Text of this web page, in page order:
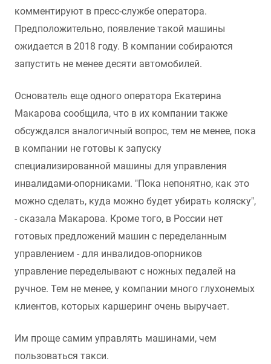
комментируют в пресс-службе оператора.
Предположительно, появление такой машины
ожидается в 2018 году. В компании собираются
запустить не менее десяти автомобилей.
Основатель еще одного оператора Екатерина
Макарова сообщила, что в их компании также
обсуждался аналогичный вопрос, тем не менее, пока
в компании не готовы к запуску
специализированной машины для управления
инвалидами-опорниками. "Пока непонятно, как это
можно сделать, куда можно будет убирать коляску",
- сказала Макарова. Кроме того, в России нет
готовых предложений машин с переделанным
управлением - для инвалидов-опорников
управление переделывают с ножных педалей на
ручное. Тем не менее, у компании много глухонемых
клиентов, которых каршеринг очень выручает.
Им проще самим управлять машинами, чем
пользоваться такси.